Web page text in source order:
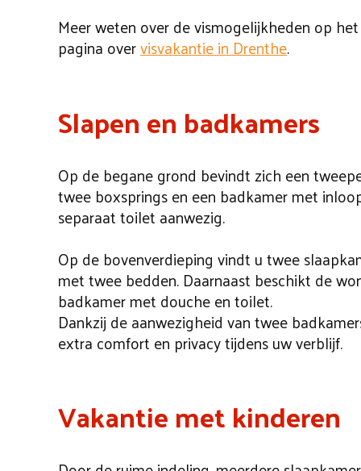
Meer weten over de vismogelijkheden op
pagina overvisvakantie in Drenthe.
Slapen en badkamers
Op de begane grond bevindt zich een
twee boxsprings en een badkamer met
separaat toilet aanwezig.
Op de bovenverdieping vindt u twee
met twee bedden. Daarnaast beschikt de
badkamer met douche en toilet.
Dankzij de aanwezigheid van twee
extra comfort en privacy tijdens uw verblijf.
Vakantie met kinderen